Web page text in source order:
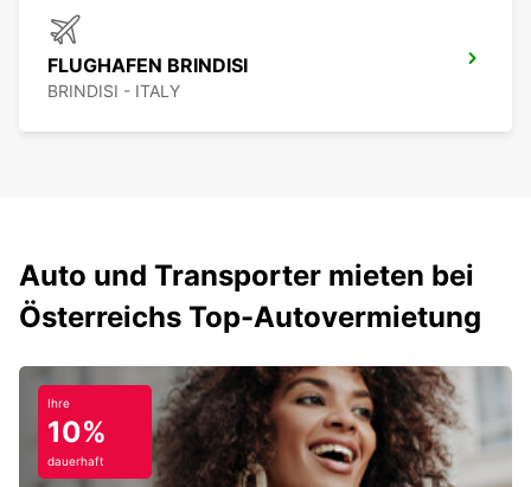
FLUGHAFEN BRINDISI
BRINDISI - ITALY
Auto und Transporter mieten bei
Österreichs Top-Autovermietung
Ihre
10%
dauerhaft